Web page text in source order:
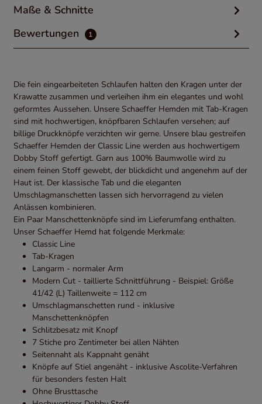
Maße & Schnitte
Bewertungen
1
Die fein eingearbeiteten Schlaufen halten den Kragen unter der
Krawatte zusammen und verleihen ihm ein elegantes und wohl
geformtes Aussehen. Unsere Schaeffer Hemden mit Tab-Kragen
sind mit hochwertigen, knöpfbaren Schlaufen versehen; auf
billige Druckknöpfe verzichten wir gerne. Unsere blau gestreifen
Schaeffer Hemden der Classic Line werden aus hochwertigem
Dobby Stoff gefertigt. Garn aus 100% Baumwolle wird zu
einem feinen Stoff gewebt, der blickdicht und angenehm auf der
Haut ist. Der klassische Tab und die eleganten
Umschlagmanschetten lassen sich hervorragend zu vielen
Anlässen kombinieren.
Ein Paar Manschettenknöpfe sind im Lieferumfang enthalten.
Unser Schaeffer Hemd hat folgende Merkmale:
Classic Line
Tab-Kragen
Langarm - normaler Arm
Modern Cut - taillierte Schnittführung - Beispiel: Größe
41/42 (L) Taillenweite = 112 cm
Umschlagmanschetten rund - inklusive
Manschettenknöpfen
Schlitzbesatz mit Knopf
7 Stiche pro Zentimeter bei allen Nähten
Seitennaht als Kappnaht genäht
Knöpfe auf Stiel angenäht - inklusive Ascolite-Verfahren
für besonders festen Halt
Ohne Brusttasche